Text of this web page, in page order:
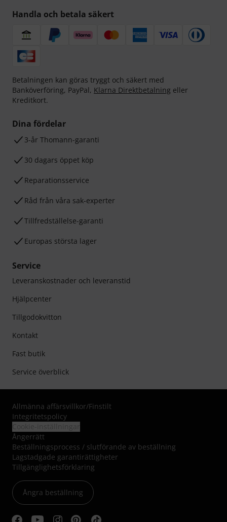
Handla och betala säkert
Betalningen kan göras tryggt och säkert med
Banköverföring, PayPal, Klarna Direktbetalning eller
Kreditkort.
Dina fördelar
3-år Thomann-garanti
30 dagars öppet köp
Reparationsservice
Råd från våra sak-experter
Tillfredställelse-garanti
Europas största lager
Service
Leveranskostnader och leveranstid
Hjälpcenter
Tillgodokvitton
Kontakt
Fast butik
Service överblick
Allmänna affärsvillkor/Finstilt
Integritetspolicy
Ångerrätt
Beställningsprocess / slutförande av beställning
Lagstadgade garantirättigheter
Tillgänglighetsförklaring
Ångra beställning